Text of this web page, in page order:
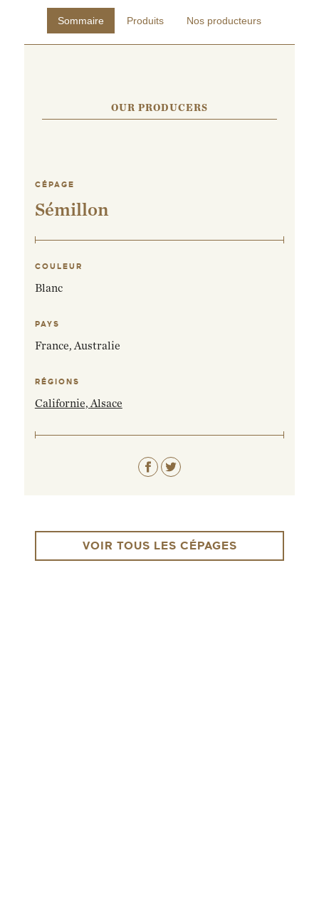
Sommaire Produits Nos producteurs
OUR PRODUCERS
CÉPAGE
Sémillon
COULEUR
Blanc
PAYS
France,Australie
RÉGIONS
Californie,Alsace
VOIR TOUS LES CÉPAGES